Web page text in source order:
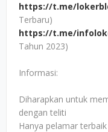
https://t.me/
Terbaru)
https://t.me/
Tahun 2023)
Informasi:
Diharapkan untuk
dengan teliti
Hanya pelamar